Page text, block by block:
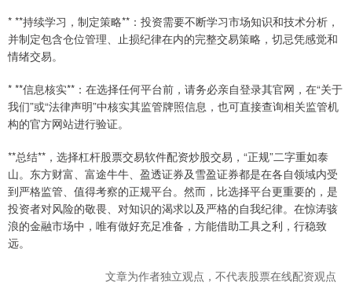
* **持续学习，制定策略**：投资需要不断学习市场知识和技术分析，
并制定包含仓位管理、止损纪律在内的完整交易策略，切忌凭感觉和
情绪交易。
* **信息核实**：在选择任何平台前，请务必亲自登录其官网，在“关于
我们”或“法律声明”中核实其监管牌照信息，也可直接查询相关监管机
构的官方网站进行验证。
**总结**，选择杠杆股票交易软件配资炒股交易，“正规”二字重如泰
山。东方财富、富途牛牛、盈透证券及雪盈证券都是在各自领域内受
到严格监管、值得考察的正规平台。然而，比选择平台更重要的，是
投资者对风险的敬畏、对知识的渴求以及严格的自我纪律。在惊涛骇
浪的金融市场中，唯有做好充足准备，方能借助工具之利，行稳致
远。
文章为作者独立观点，不代表股票在线配资观点